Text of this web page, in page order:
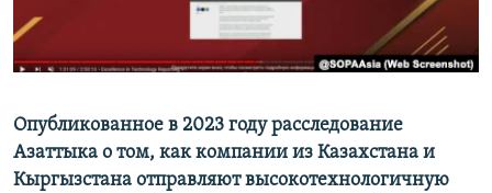
Опубликованное в 2023 году расследование
Азаттыка о том, как компании из Казахстана и
Кыргызстана отправляют высокотехнологичную